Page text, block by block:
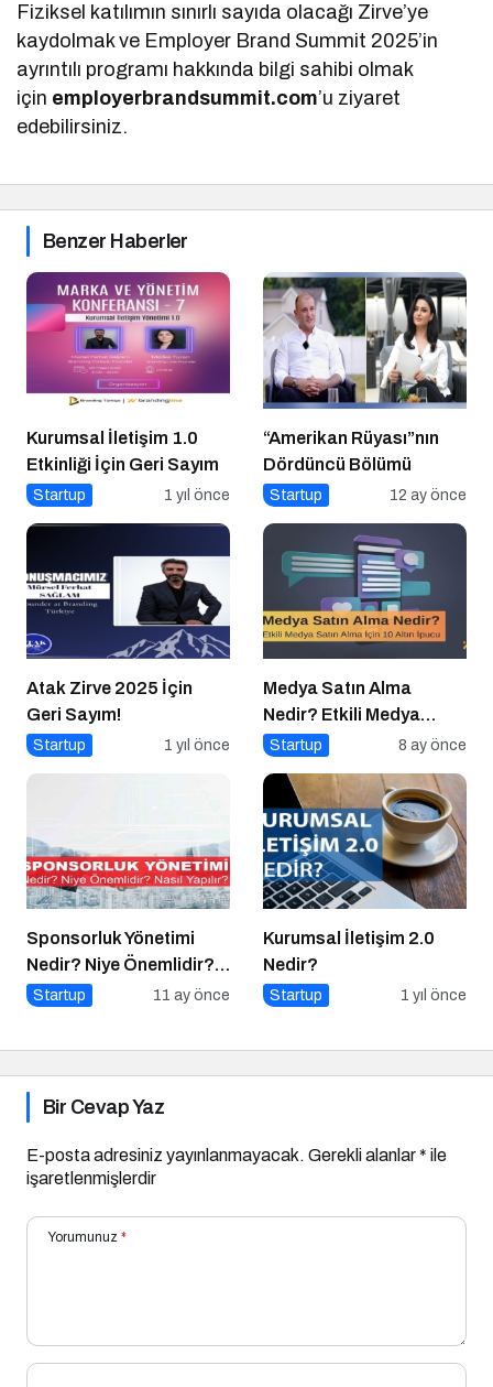
Fiziksel katılımın sınırlı sayıda olacağı Zirve’ye
kaydolmak ve Employer Brand Summit 2025’in
ayrıntılı programı hakkında bilgi sahibi olmak
için employerbrandsummit.com’u ziyaret
edebilirsiniz.
Benzer Haberler
Kurumsal İletişim 1.0
Etkinliği İçin Geri Sayım
Startup 1 yıl önce
“Amerikan Rüyası”nın
Dördüncü Bölümü
Startup 12 ay önce
Atak Zirve 2025 İçin
Geri Sayım!
Startup 1 yıl önce
Medya Satın Alma
Nedir? Etkili Medya
Satın Alma İçin 10 Altın
Startup 8 ay önce
Sponsorluk Yönetimi
Nedir? Niye Önemlidir?
Nasıl Yapılır?
Startup 11 ay önce
Kurumsal İletişim 2.0
Nedir?
Startup 1 yıl önce
Bir Cevap Yaz
E-posta adresiniz yayınlanmayacak. Gerekli alanlar* ile
işaretlenmişlerdir
Yorumunuz *